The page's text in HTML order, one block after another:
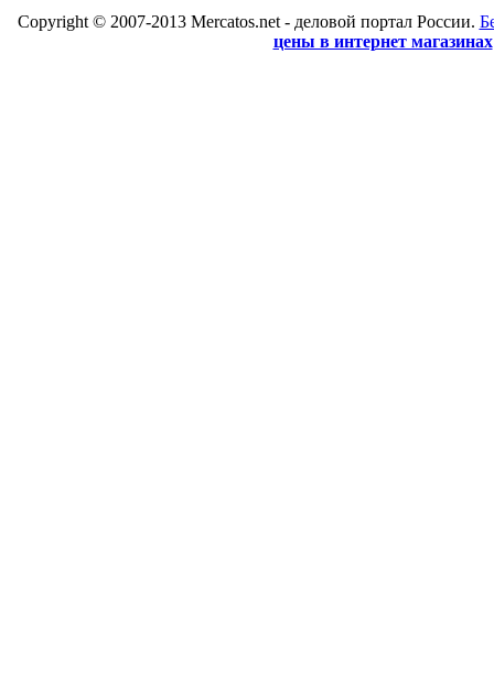
Copyright © 2007-2013 Mercatos.net - деловой портал России.
цены в интернет магазинах